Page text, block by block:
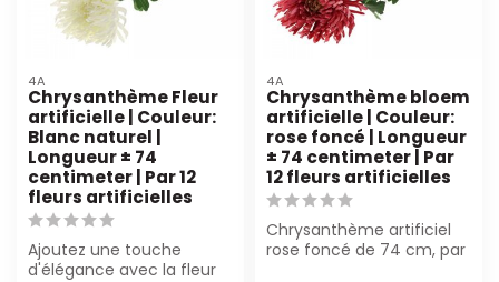
4A
Chrysanthème Fleur
artificielle | Couleur:
Blanc naturel |
Longueur ± 74
centimeter | Par 12
fleurs artificielles
Ajoutez une touche
d'élégance avec la fleur
4A
Chrysanthème bloem
artificielle | Couleur:
rose foncé | Longueur
± 74 centimeter | Par
12 fleurs artificielles
Chrysanthème artificiel
rose foncé de 74 cm, par